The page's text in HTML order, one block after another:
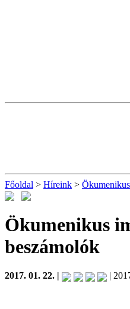
Főoldal > Híreink >
Ökumenikus
beszámolók
2017. 01. 22. | |